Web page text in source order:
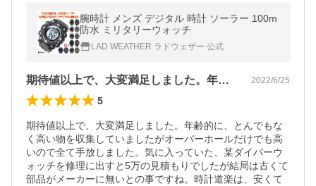
腕時計 メンズ デジタル 時計 ソーラー 100m
防水 ミリタリーウォッチ
LAD WEATHER ラドウェザー 公式
期待値以上で、大変満足しました。年齢的… 2022/6/25
5
期待値以上で、大変満足しました。年齢的に、とんでもな
く高い物を収集していましたがオーバーホールだけでも高
いので全て手放しました。気に入っていた、某ダイバーウ
ォッチを修理に出すと5万の見積もりでしたが結局は古くて
部品がメーカーに無いとの事ですね。時計道楽は、安くて